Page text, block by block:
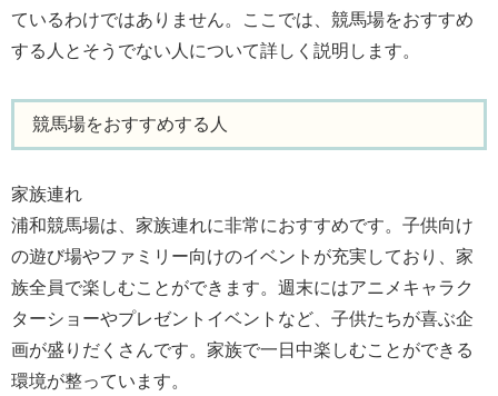
ているわけではありません。ここでは、競馬場をおすすめ
する人とそうでない人について詳しく説明します。
競馬場をおすすめする人
家族連れ
浦和競馬場は、家族連れに非常におすすめです。子供向け
の遊び場やファミリー向けのイベントが充実しており、家
族全員で楽しむことができます。週末にはアニメキャラク
ターショーやプレゼントイベントなど、子供たちが喜ぶ企
画が盛りだくさんです。家族で一日中楽しむことができる
環境が整っています。